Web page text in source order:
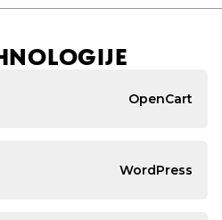
OpenCart
WordPress